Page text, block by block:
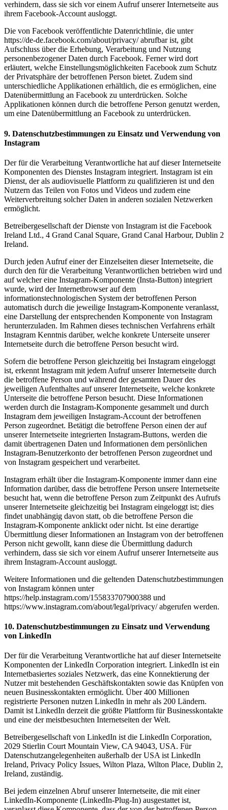
verhindern, dass sie sich vor einem Aufruf unserer Internetseite aus
ihrem Facebook-Account ausloggt.
Die von Facebook veröffentlichte Datenrichtlinie, die unter
https://de-de.facebook.com/about/privacy/ abrufbar ist, gibt
Aufschluss über die Erhebung, Verarbeitung und Nutzung
personenbezogener Daten durch Facebook. Ferner wird dort
erläutert, welche Einstellungsmöglichkeiten Facebook zum Schutz
der Privatsphäre der betroffenen Person bietet. Zudem sind
unterschiedliche Applikationen erhältlich, die es ermöglichen, eine
Datenübermittlung an Facebook zu unterdrücken. Solche
Applikationen können durch die betroffene Person genutzt werden,
um eine Datenübermittlung an Facebook zu unterdrücken.
9. Datenschutzbestimmungen zu Einsatz und Verwendung von
Instagram
Der für die Verarbeitung Verantwortliche hat auf dieser Internetseite
Komponenten des Dienstes Instagram integriert. Instagram ist ein
Dienst, der als audiovisuelle Plattform zu qualifizieren ist und den
Nutzern das Teilen von Fotos und Videos und zudem eine
Weiterverbreitung solcher Daten in anderen sozialen Netzwerken
ermöglicht.
Betreibergesellschaft der Dienste von Instagram ist die Facebook
Ireland Ltd., 4 Grand Canal Square, Grand Canal Harbour, Dublin 2
Ireland.
Durch jeden Aufruf einer der Einzelseiten dieser Internetseite, die
durch den für die Verarbeitung Verantwortlichen betrieben wird und
auf welcher eine Instagram-Komponente (Insta-Button) integriert
wurde, wird der Internetbrowser auf dem
informationstechnologischen System der betroffenen Person
automatisch durch die jeweilige Instagram-Komponente veranlasst,
eine Darstellung der entsprechenden Komponente von Instagram
herunterzuladen. Im Rahmen dieses technischen Verfahrens erhält
Instagram Kenntnis darüber, welche konkrete Unterseite unserer
Internetseite durch die betroffene Person besucht wird.
Sofern die betroffene Person gleichzeitig bei Instagram eingeloggt
ist, erkennt Instagram mit jedem Aufruf unserer Internetseite durch
die betroffene Person und während der gesamten Dauer des
jeweiligen Aufenthaltes auf unserer Internetseite, welche konkrete
Unterseite die betroffene Person besucht. Diese Informationen
werden durch die Instagram-Komponente gesammelt und durch
Instagram dem jeweiligen Instagram-Account der betroffenen
Person zugeordnet. Betätigt die betroffene Person einen der auf
unserer Internetseite integrierten Instagram-Buttons, werden die
damit übertragenen Daten und Informationen dem persönlichen
Instagram-Benutzerkonto der betroffenen Person zugeordnet und
von Instagram gespeichert und verarbeitet.
Instagram erhält über die Instagram-Komponente immer dann eine
Information darüber, dass die betroffene Person unsere Internetseite
besucht hat, wenn die betroffene Person zum Zeitpunkt des Aufrufs
unserer Internetseite gleichzeitig bei Instagram eingeloggt ist; dies
findet unabhängig davon statt, ob die betroffene Person die
Instagram-Komponente anklickt oder nicht. Ist eine derartige
Übermittlung dieser Informationen an Instagram von der betroffenen
Person nicht gewollt, kann diese die Übermittlung dadurch
verhindern, dass sie sich vor einem Aufruf unserer Internetseite aus
ihrem Instagram-Account ausloggt.
Weitere Informationen und die geltenden Datenschutzbestimmungen
von Instagram können unter
https://help.instagram.com/155833707900388 und
https://www.instagram.com/about/legal/privacy/ abgerufen werden.
10. Datenschutzbestimmungen zu Einsatz und Verwendung
von LinkedIn
Der für die Verarbeitung Verantwortliche hat auf dieser Internetseite
Komponenten der LinkedIn Corporation integriert. LinkedIn ist ein
Internetbasiertes soziales Netzwerk, das eine Konnektierung der
Nutzer mit bestehenden Geschäftskontakten sowie das Knüpfen von
neuen Businesskontakten ermöglicht. Über 400 Millionen
registrierte Personen nutzen LinkedIn in mehr als 200 Ländern.
Damit ist LinkedIn derzeit die größte Plattform für Businesskontakte
und eine der meistbesuchten Internetseiten der Welt.
Betreibergesellschaft von LinkedIn ist die LinkedIn Corporation,
2029 Stierlin Court Mountain View, CA 94043, USA. Für
Datenschutzangelegenheiten außerhalb der USA ist LinkedIn
Ireland, Privacy Policy Issues, Wilton Plaza, Wilton Place, Dublin 2,
Ireland, zuständig.
Bei jedem einzelnen Abruf unserer Internetseite, die mit einer
LinkedIn-Komponente (LinkedIn-Plug-In) ausgestattet ist,